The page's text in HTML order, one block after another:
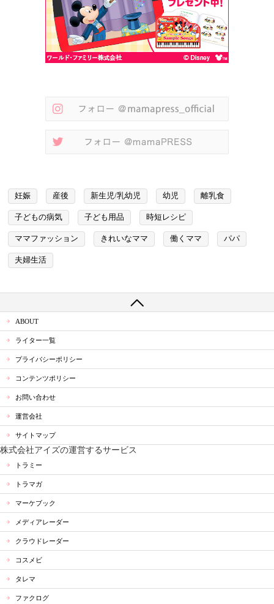
妊娠 産後 新生児/乳幼児 幼児 離乳食
子どもの病気 子ども用品 時短レシピ
ママファッション きれいなママ 働くママ パパ
夫婦生活
ABOUT
ライター一覧
プライバシーポリシー
コンテンツポリシー
お問い合わせ
運営会社
サイトマップ
株式会社アイズの運営するサービス
トラミー
トラマガ
マーケブック
メディアレーダー
クラウドレーダー
コスメビ
タレマ
ファクログ